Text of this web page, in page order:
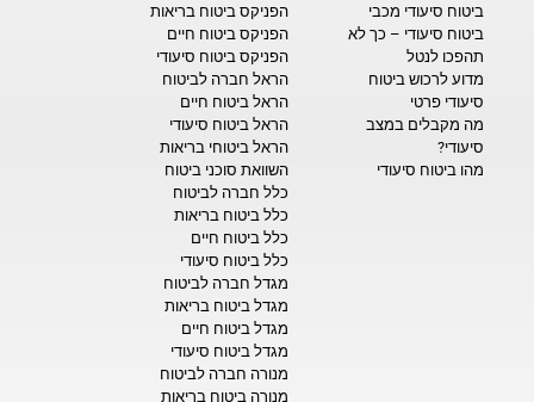
ביטוח סיעודי מכבי
ביטוח סיעודי – כך לא
תהפכו לנטל
מדוע לרכוש ביטוח
סיעודי פרטי
מה מקבלים במצב
סיעודי?
מהו ביטוח סיעודי
הפניקס ביטוח בריאות
הפניקס ביטוח חיים
הפניקס ביטוח סיעודי
הראל חברה לביטוח
הראל ביטוח חיים
הראל ביטוח סיעודי
הראל ביטוחי בריאות
השוואת סוכני ביטוח
כלל חברה לביטוח
כלל ביטוח בריאות
כלל ביטוח חיים
כלל ביטוח סיעודי
מגדל חברה לביטוח
מגדל ביטוח בריאות
מגדל ביטוח חיים
מגדל ביטוח סיעודי
מנורה חברה לביטוח
מנורה ביטוח בריאות